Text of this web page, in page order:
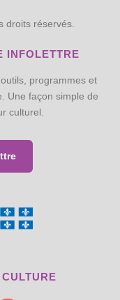
droits réservés.
INFOLETTRE
programmes et
Une façon simple de
culturel.